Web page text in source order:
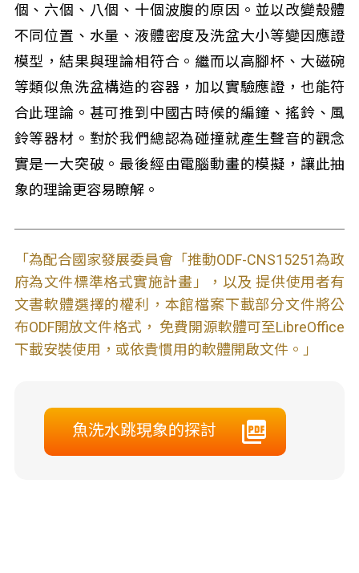
個、六個、八個、十個波腹的原因。並以改變殼體
不同位置、水量、液體密度及洗盆大小等變因應證
模型，結果與理論相符合。繼而以高腳杯、大磁碗
等類似魚洗盆構造的容器，加以實驗應證，也能符
合此理論。甚可推到中國古時候的編鐘、搖鈴、風
鈴等器材。對於我們總認為碰撞就產生聲音的觀念
實是一大突破。最後經由電腦動畫的模擬，讓此抽
象的理論更容易瞭解。
「為配合國家發展委員會「推動ODF-CNS15251為政
府為文件標準格式實施計畫」，以及 提供使用者有
文書軟體選擇的權利，本館檔案下載部分文件將公
布ODF開放文件格式， 免費開源軟體可至LibreOffice
下載安裝使用，或依貴慣用的軟體開啟文件。」
魚洗水跳現象的探討